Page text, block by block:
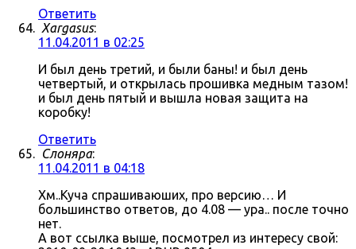
Ответить
Xargasus:
11.04.2011 в 02:25
И был день третий, и были баны! и был день
четвертый, и открылась прошивка медным тазом!
и был день пятый и вышла новая защита на
коробку!
Ответить
Слоняра:
11.04.2011 в 04:18
Хм..Куча спрашиваюших, про версию… И
большинство ответов, до 4.08 — ура.. после точно
нет.
А вот ссылка выше, посмотрел из интересу свой: